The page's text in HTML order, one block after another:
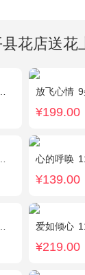
花店送花
放飞心情 9
¥199.00
心的呼唤
¥139.00
爱如倾心 11朵
¥219.00